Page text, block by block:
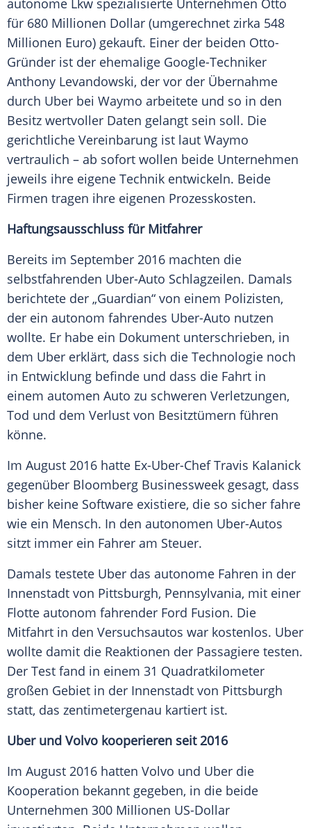
autonome Lkw spezialisierte Unternehmen Otto
für 680 Millionen Dollar (umgerechnet zirka 548
Millionen Euro) gekauft. Einer der beiden Otto-
Gründer ist der ehemalige Google-Techniker
Anthony Levandowski, der vor der Übernahme
durch Uber bei Waymo arbeitete und so in den
Besitz wertvoller Daten gelangt sein soll. Die
gerichtliche Vereinbarung ist laut Waymo
vertraulich – ab sofort wollen beide Unternehmen
jeweils ihre eigene Technik entwickeln. Beide
Firmen tragen ihre eigenen Prozesskosten.
Haftungsausschluss für Mitfahrer
Bereits im September 2016 machten die
selbstfahrenden Uber-Auto Schlagzeilen. Damals
berichtete der „Guardian“ von einem Polizisten,
der ein autonom fahrendes Uber-Auto nutzen
wollte. Er habe ein Dokument unterschrieben, in
dem Uber erklärt, dass sich die Technologie noch
in Entwicklung befinde und dass die Fahrt in
einem automen Auto zu schweren Verletzungen,
Tod und dem Verlust von Besitztümern führen
könne.
Im August 2016 hatte Ex-Uber-ChefTravis Kalanick
gegenüber Bloomberg Businessweek gesagt, dass
bisher keine Software existiere, die so sicher fahre
wie ein Mensch. In den autonomen Uber-Autos
sitzt immer ein Fahrer am Steuer.
Damals testete Uber das autonome Fahren in der
Innenstadt von Pittsburgh, Pennsylvania, mit einer
Flotte autonom fahrender Ford Fusion. Die
Mitfahrt in den Versuchsautos war kostenlos. Uber
wollte damit die Reaktionen der Passagiere testen.
Der Test fand in einem 31 Quadratkilometer
großen Gebiet in der Innenstadt von Pittsburgh
statt, das zentimetergenau kartiert ist.
Uber und Volvo kooperieren seit 2016
Im August 2016 hatten Volvo und Uber die
Kooperation bekannt gegeben, in die beide
Unternehmen 300 Millionen US-Dollar